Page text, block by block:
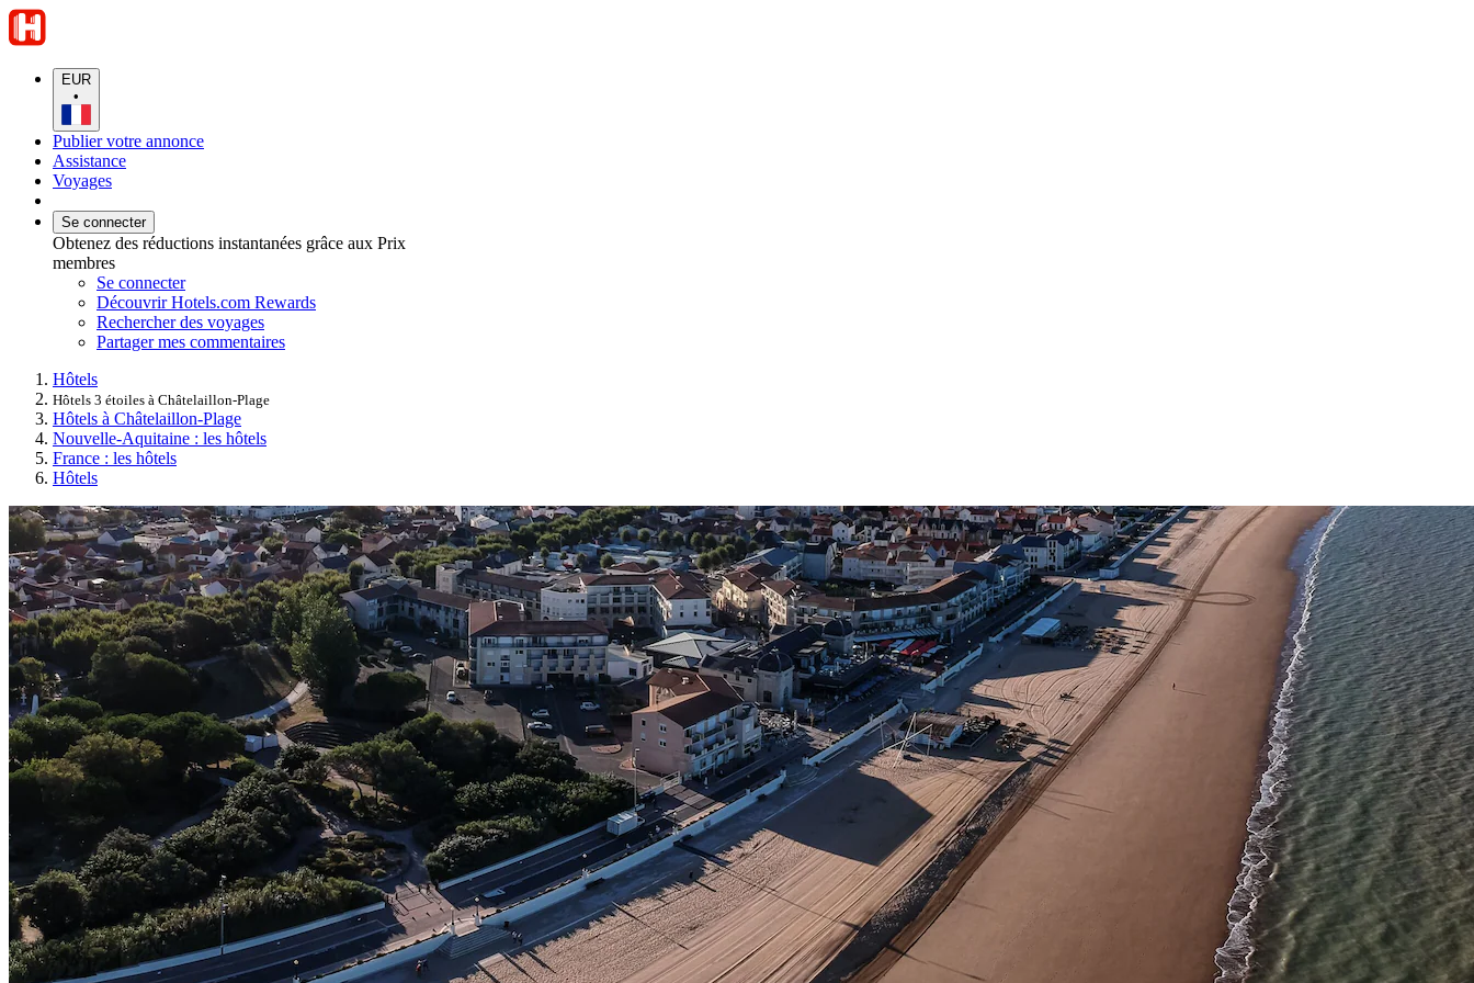
EUR
•
Publier votre annonce
Assistance
Voyages
Se connecter
Obtenez des réductions instantanées grâce aux Prix
membres
Se connecter
Découvrir Hotels.com Rewards
Rechercher des voyages
Partager mes commentaires
Hôtels
Hôtels 3 étoiles à Châtelaillon-Plage
Hôtels à Châtelaillon-Plage
Nouvelle-Aquitaine : les hôtels
France : les hôtels
Hôtels